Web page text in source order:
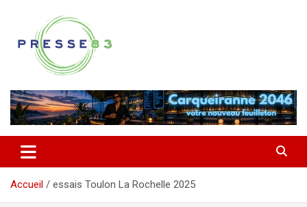
contenu
Presse 83
Accueil essais Toulon La Rochelle 2025